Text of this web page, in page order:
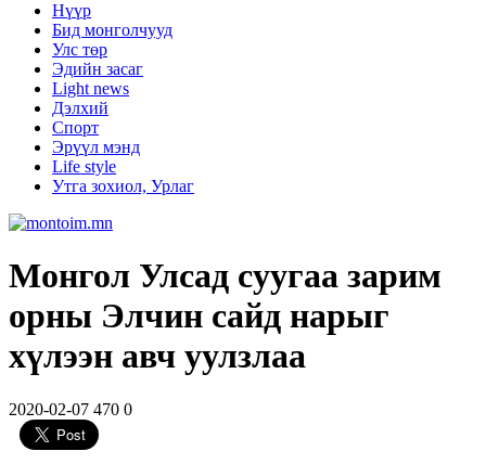
Нүүр
Бид монголчууд
Улс төр
Эдийн засаг
Light news
Дэлхий
Спорт
Эрүүл мэнд
Life style
Утга зохиол, Урлаг
Монгол Улсад суугаа зарим
орны Элчин сайд нарыг
хүлээн авч уулзлаа
2020-02-07 470 0